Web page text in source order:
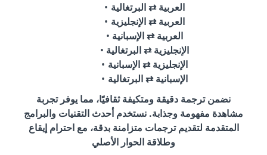
العربية ⇄ البرتغالية
العربية ⇄ الإنجليزية
العربية ⇄ الإسبانية
الإنجليزية ⇄ البرتغالية
الإنجليزية ⇄ الإسبانية
الإسبانية ⇄ البرتغالية
نضمن ترجمة دقيقة ومتكيفة ثقافيًا، مما يوفر تجربة
مشاهدة مفهومة وجذابة. نستخدم أحدث التقنيات والبرامج
المتقدمة لتقديم ترجمات متزامنة بدقة، مع احترام إيقاع
وطلاقة الحوار الأصلي